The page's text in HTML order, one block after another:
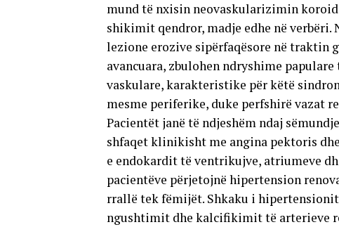
mund të nxisin neovaskularizimin
shikimit qendror, madje edhe në verbëri.
lezione erozive sipërfaqësore në traktin
avancuara, zbulohen ndryshime
vaskulare, karakteristike për këtë
mesme periferike, duke perfshirë vazat
Pacientët janë të ndjeshëm ndaj
shfaqet klinikisht me angina pektoris
e endokardit të ventrikujve, atriumeve
pacientëve përjetojnë hipertension
rrallë tek fëmijët. Shkaku i
ngushtimit dhe kalcifikimit të arterieve